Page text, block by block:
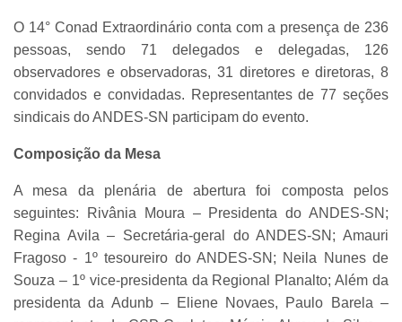
O 14° Conad Extraordinário conta com a presença de 236
pessoas, sendo 71 delegados e delegadas, 126
observadores e observadoras, 31 diretores e diretoras, 8
convidados e convidadas. Representantes de 77 seções
sindicais do ANDES-SN participam do evento.
Composição da Mesa
A mesa da plenária de abertura foi composta pelos
seguintes: Rivânia Moura – Presidenta do ANDES-SN;
Regina Avila – Secretária-geral do ANDES-SN; Amauri
Fragoso - 1º tesoureiro do ANDES-SN; Neila Nunes de
Souza – 1º vice-presidenta da Regional Planalto; Além da
presidenta da Adunb – Eliene Novaes, Paulo Barela –